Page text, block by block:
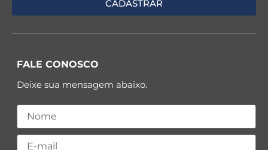
FALE CONOSCO
Deixe sua mensagem abaixo.